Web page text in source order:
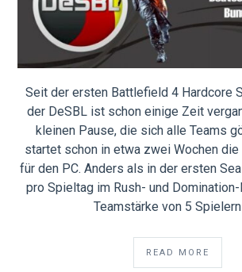
Seit der ersten Battlefield 4 Hardcore
der DeSBL ist schon einige Zeit
kleinen Pause, die sich alle Teams
startet schon in etwa zwei Wochen
für den PC. Anders als in der ersten
pro Spieltag im Rush- und
Teamstärke von 5
READ MORE